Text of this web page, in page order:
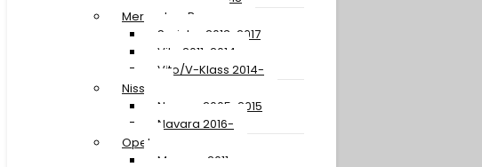
Mercedes-Benz
Sprinter 2013-2017
Vito 2011-2014
Vito/V-Klass 2014-
Nissan
Navara 2005-2015
Navara 2016-
Opel
Movano 2011-